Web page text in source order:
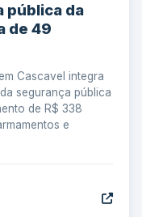
pública da
de 49
Cascavel integra
segurança pública
de R$ 338
e